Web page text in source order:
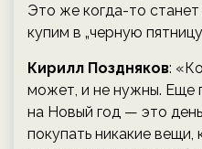
Это же когда-то
купим в „черную
Кирилл Поздняков:
может, и не нужны. Еще
на Новый год — это
покупать никакие вещи,